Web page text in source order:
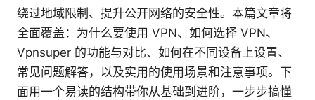
绕过地域限制、提升公开网络的安全性。本篇文章将
全面覆盖：为什么要使用 VPN、如何选择 VPN、
Vpnsuper 的功能与对比、如何在不同设备上设置、
常见问题解答，以及实用的使用场景和注意事项。下
面用一个易读的结构带你从基础到进阶，一步步搞懂